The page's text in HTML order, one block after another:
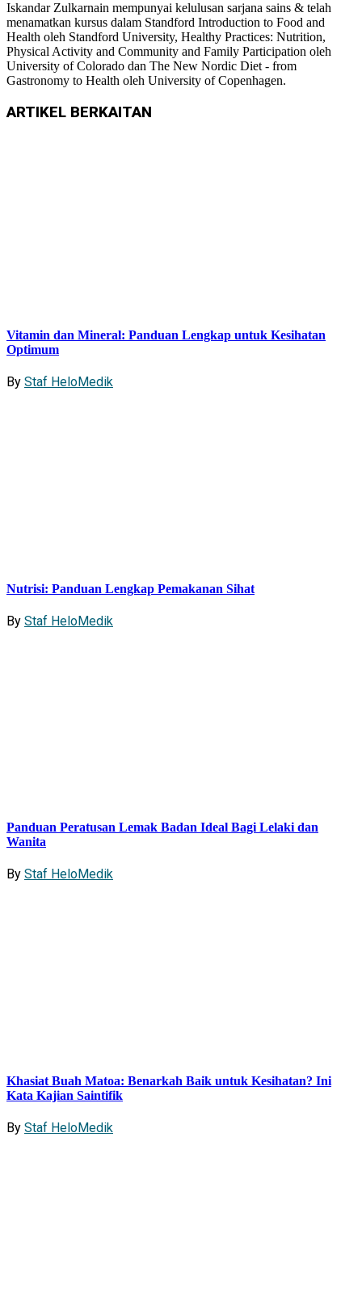
Iskandar Zulkarnain mempunyai kelulusan sarjana sains & telah
menamatkan kursus dalam Standford Introduction to Food and
Health oleh Standford University, Healthy Practices: Nutrition,
Physical Activity and Community and Family Participation oleh
University of Colorado dan The New Nordic Diet - from
Gastronomy to Health oleh University of Copenhagen.
ARTIKEL BERKAITAN
Vitamin dan Mineral: Panduan Lengkap untuk Kesihatan
Optimum
By Staf HeloMedik
Nutrisi: Panduan Lengkap Pemakanan Sihat
By Staf HeloMedik
Panduan Peratusan Lemak Badan Ideal Bagi Lelaki dan
Wanita
By Staf HeloMedik
Khasiat Buah Matoa: Benarkah Baik untuk Kesihatan? Ini
Kata Kajian Saintifik
By Staf HeloMedik